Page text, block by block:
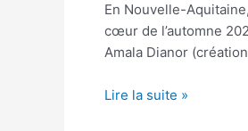
En Nouvelle-
cœur de l’automne
Amala Dianor
Coups
Lire la suite »